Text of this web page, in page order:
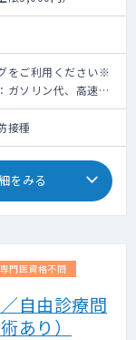
をご利用ください※
ガソリン代、高速道
）＋駐車場代（上
接種
をみる
専門医資格不問
自由診療問
あり）